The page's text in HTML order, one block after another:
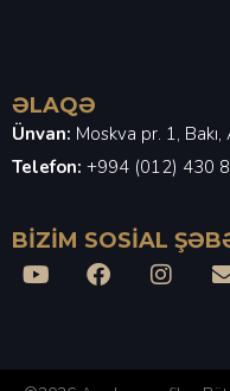
ƏLAQƏ
Ünvan: Moskva pr. 1,
Telefon: +994 (012) 430
BİZIM SOSİAL